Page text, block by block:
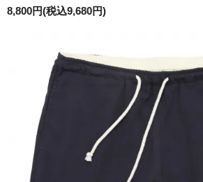
8,800円(税込9,680円)